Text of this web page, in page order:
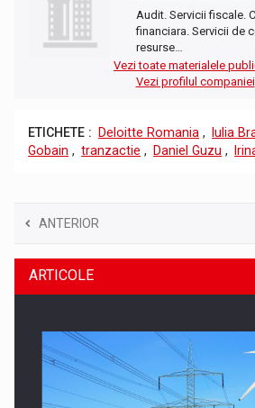
Audit. Servicii fiscale.
financiara. Servicii de
resurse…
Vezi toate materialele
Vezi profilul companiei
ETICHETE : Deloitte Romania , Iulia
Gobain , tranzactie , Daniel Guzu ,
ANTERIOR
ARTICOLE